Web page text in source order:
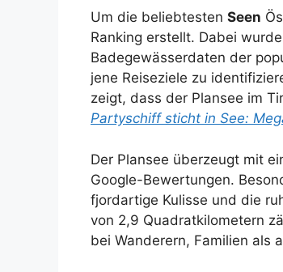
Um die beliebtesten Seen
Ranking erstellt. Dabei
Badegewässerdaten der
jene Reiseziele zu
zeigt, dass der Plansee im
Partyschiff sticht in See:
Der Plansee überzeugt mit
Google-Bewertungen.
fjordartige Kulisse und die
von 2,9 Quadratkilometern
bei Wanderern, Familien als